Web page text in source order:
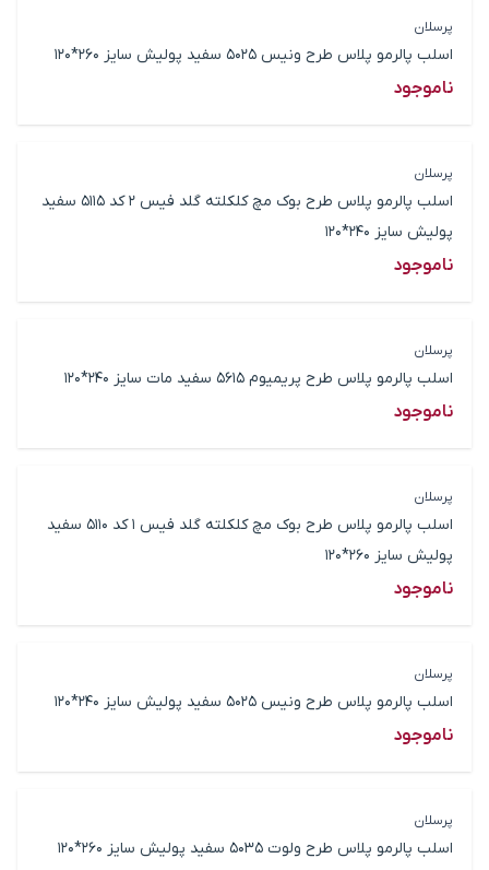
پرسلان
اسلب پالرمو پلاس طرح ونیس 5025 سفید پولیش سایز 260*120
ناموجود
پرسلان
اسلب پالرمو پلاس طرح بوک مچ کلکلته گلد فیس 2 کد 5115 سفید
پولیش سایز 240*120
ناموجود
پرسلان
اسلب پالرمو پلاس طرح پریمیوم 5615 سفید مات سایز 240*120
ناموجود
پرسلان
اسلب پالرمو پلاس طرح بوک مچ کلکلته گلد فیس 1 کد 5110 سفید
پولیش سایز 260*120
ناموجود
پرسلان
اسلب پالرمو پلاس طرح ونیس 5025 سفید پولیش سایز 240*120
ناموجود
پرسلان
اسلب پالرمو پلاس طرح ولوت 5035 سفید پولیش سایز 260*120